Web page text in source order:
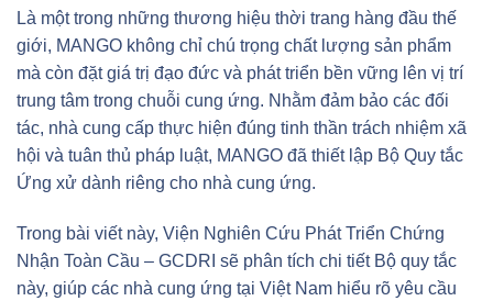
Là một trong những thương hiệu thời trang hàng đầu thế
giới, MANGO không chỉ chú trọng chất lượng sản phẩm
mà còn đặt giá trị đạo đức và phát triển bền vững lên vị trí
trung tâm trong chuỗi cung ứng. Nhằm đảm bảo các đối
tác, nhà cung cấp thực hiện đúng tinh thần trách nhiệm xã
hội và tuân thủ pháp luật, MANGO đã thiết lập Bộ Quy tắc
Ứng xử dành riêng cho nhà cung ứng.
Trong bài viết này, Viện Nghiên Cứu Phát Triển Chứng
Nhận Toàn Cầu – GCDRI sẽ phân tích chi tiết Bộ quy tắc
này, giúp các nhà cung ứng tại Việt Nam hiểu rõ yêu cầu